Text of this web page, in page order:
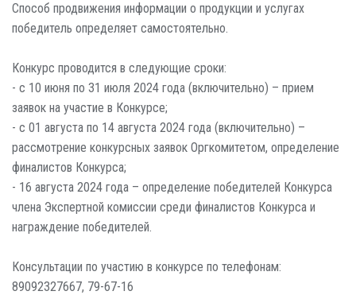
Способ продвижения информации о продукции и услугах
победитель определяет самостоятельно.
Конкурс проводится в следующие сроки:
- с 10 июня по 31 июля 2024 года (включительно) – прием
заявок на участие в Конкурсе;
- с 01 августа по 14 августа 2024 года (включительно) –
рассмотрение конкурсных заявок Оргкомитетом, определение
финалистов Конкурса;
- 16 августа 2024 года – определение победителей Конкурса
члена Экспертной комиссии среди финалистов Конкурса и
награждение победителей.
Консультации по участию в конкурсе по телефонам:
89092327667, 79-67-16